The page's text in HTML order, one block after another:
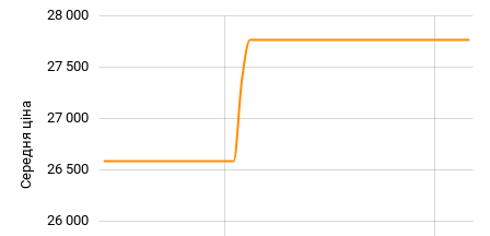
Середня ціна
26 000
26 500
27 000
27 500
28 000